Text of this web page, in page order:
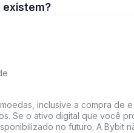
existem?
inclusive a compra de
Se o ativo digital que você
no futuro. A Bybit